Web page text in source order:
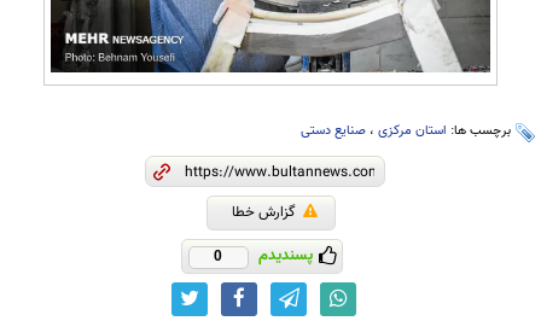
برچسب ها: استان مرکزی ، صنایع دستی
گزارش خطا
پسندیدم 0